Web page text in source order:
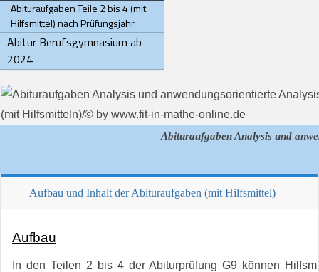
Abituraufgaben Teile 2 bis 4 (mit
Hilfsmittel) nach Prüfungsjahr
Abitur Berufsgymnasium ab
2024
Abituraufgaben Analysis und
Aufbau und Inhalt der Abituraufgaben (mit Hilfsmittel)
Aufbau
In den Teilen 2 bis 4 der Abiturprüfung G9 können